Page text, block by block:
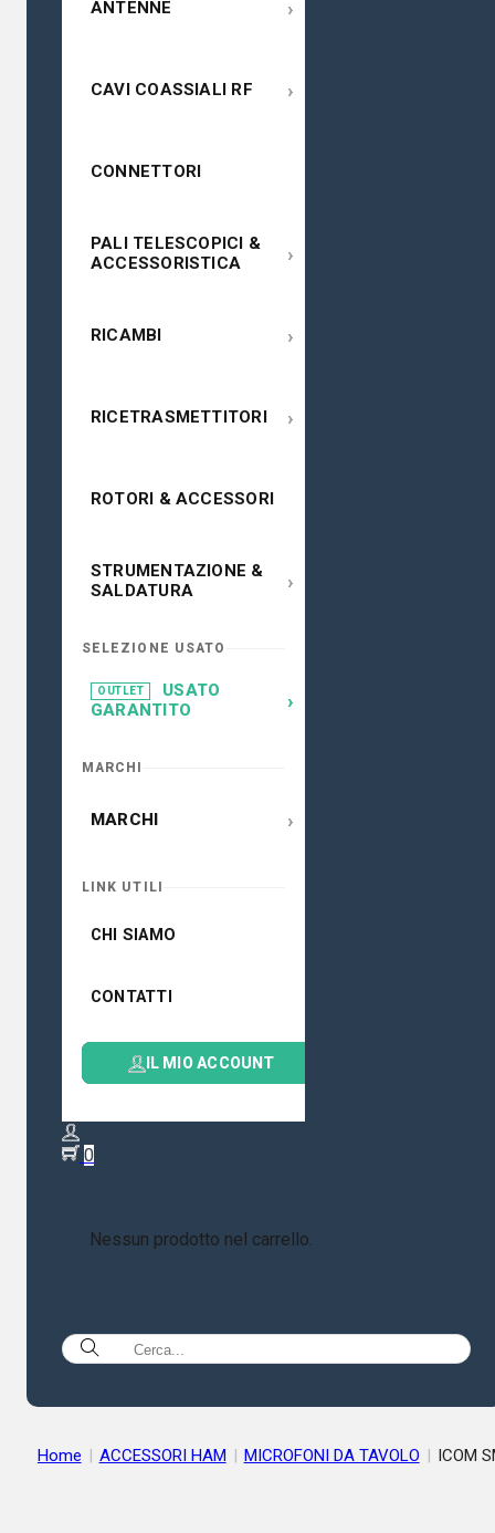
ANTENNE ›
CAVI COASSIALI RF ›
CONNETTORI
PALI TELESCOPICI &
ACCESSORISTICA
›
RICAMBI ›
RICETRASMETTITORI ›
ROTORI & ACCESSORI
STRUMENTAZIONE &
SALDATURA
›
SELEZIONE USATO
OUTLET
USATO
GARANTITO
›
MARCHI
MARCHI ›
LINK UTILI
CHI SIAMO
CONTATTI
IL MIO ACCOUNT
0
Nessun prodotto nel carrello.
Home | ACCESSORI HAM | MICROFONI DA TAVOLO | ICOM